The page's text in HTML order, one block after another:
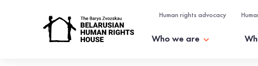
Human rights advocacy
Who we are